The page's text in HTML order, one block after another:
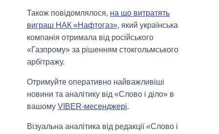
Також повідомлялося, на що витратять
виграш НАК «Нафтогаз», який українська
компанія отримала від російського
«Газпрому» за рішенням стокгольмського
арбітражу.
Отримуйте оперативно найважливіші
новини та аналітику від «Слово і діло» в
вашому VIBER-месенджері.
Візуальна аналітика від редакції «Слово і